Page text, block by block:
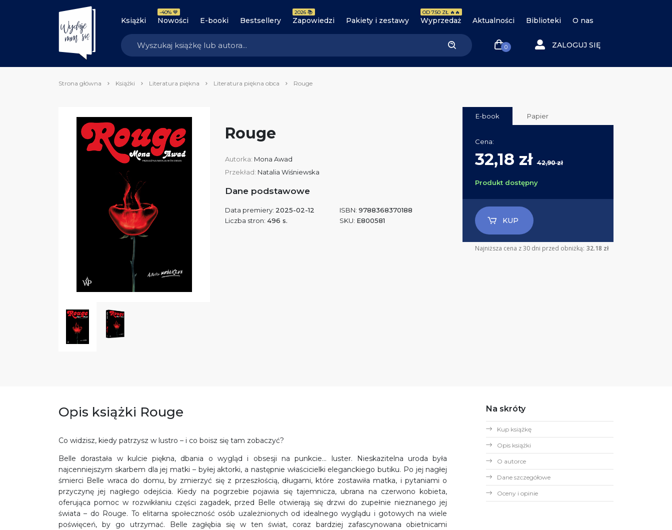
Książki Nowości
-40% 💙
E-booki Bestsellery Zapowiedzi
2026 📚
Pakiety i zestawy Wyprzedaż
OD 7.50 ZŁ 🔥🔥
Aktualności Biblioteki O nas
0 ZALOGUJ SIĘ
Strona główna Książki Literatura piękna Literatura piękna obca Rouge
Rouge
Autorka: Mona Awad
Przekład: Natalia Wiśniewska
Dane podstawowe
Data premiery: 2025-02-12
Liczba stron: 496 s.
ISBN: 9788368370188
SKU: E800581
E-book Papier
Cena:
32,18 zł42,90 zł
Produkt dostępny
KUP
Najniższa cena z 30 dni przed obniżką: 32.18 zł
Opis książki Rouge
Co widzisz, kiedy patrzysz w lustro – i co boisz się tam zobaczyć?
Belle dorastała w kulcie piękna, dbania o wygląd i obsesji na punkcie… luster. Nieskazitelna uroda była
najcenniejszym skarbem dla jej matki – byłej aktorki, a następnie właścicielki eleganckiego butiku. Po jej nagłej
śmierci Belle wraca do domu, by zmierzyć się z przeszłością, długami, które zostawiła matka, i pytaniami o
przyczynę jej nagłego odejścia. Kiedy na pogrzebie pojawia się tajemnicza, ubrana na czerwono kobieta,
oferująca pomoc w rozwikłaniu części zagadek, przed Belle otwierają się drzwi do zupełnie nieznanego jej
świata – do Rouge. To elitarna społeczność osób uzależnionych od idealnego wyglądu i gotowych na wiele
poświęceń, by go utrzymać. Belle zagłębia się w ten świat, coraz bardziej zafascynowana obietnicami
Na skróty
Kup książkę
Opis książki
O autorce
Dane szczegółowe
Oceny i opinie